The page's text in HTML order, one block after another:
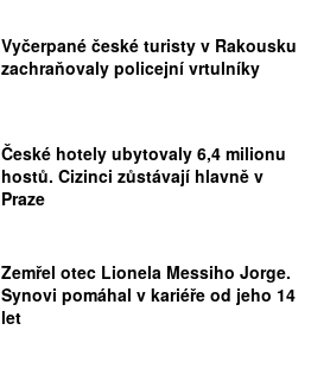
Vyčerpané české turisty v Rakousku
zachraňovaly policejní vrtulníky
České hotely ubytovaly 6,4 milionu
hostů. Cizinci zůstávají hlavně v
Praze
Zemřel otec Lionela Messiho Jorge.
Synovi pomáhal v kariéře od jeho 14
let